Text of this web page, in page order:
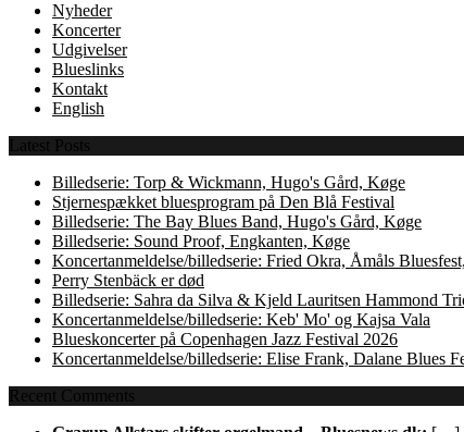
Nyheder
Koncerter
Udgivelser
Blueslinks
Kontakt
English
Latest Posts
Billedserie: Torp & Wickmann, Hugo's Gård, Køge
Stjernespækket bluesprogram på Den Blå Festival
Billedserie: The Bay Blues Band, Hugo's Gård, Køge
Billedserie: Sound Proof, Engkanten, Køge
Koncertanmeldelse/billedserie: Fried Okra, Åmåls
Perry Stenbäck er død
Billedserie: Sahra da Silva & Kjeld Lauritsen Hammond
Koncertanmeldelse/billedserie: Keb' Mo' og Kajsa Vala
Blueskoncerter på Copenhagen Jazz Festival 2026
Koncertanmeldelse/billedserie: Elise Frank, Dalane Blues
Recent Comments